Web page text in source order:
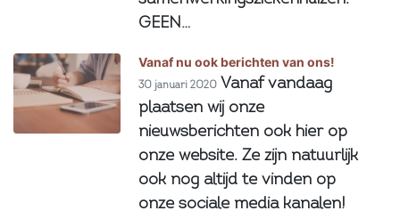
GEEN…
Vanaf nu ook berichten van ons!
30 januari 2020 Vanaf vandaag
plaatsen wij onze
nieuwsberichten ook hier op
onze website. Ze zijn natuurlijk
ook nog altijd te vinden op
onze sociale media kanalen!